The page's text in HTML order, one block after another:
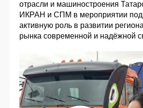
отрасли и машиностроения
ИКРАН и СПМ в мероприятии
активную роль в развитии
рынка современной и надёжной